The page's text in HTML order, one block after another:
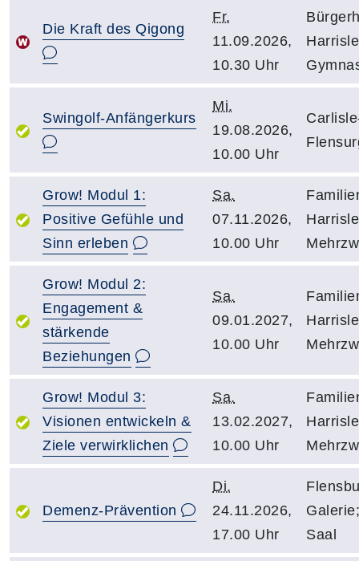
Die Kraft des Qigong
Fr.
11.09.2026,
10.30 Uhr
Swingolf-Anfängerkurs
Mi.
19.08.2026,
10.00 Uhr
Grow! Modul 1:
Positive Gefühle und
Sinn erleben
Sa.
07.11.2026,
10.00 Uhr
Grow! Modul 2:
Engagement &
stärkende
Beziehungen
Sa.
09.01.2027,
10.00 Uhr
Grow! Modul 3:
Visionen entwickeln &
Ziele verwirklichen
Sa.
13.02.2027,
10.00 Uhr
Demenz-Prävention
Di.
24.11.2026,
17.00 Uhr
Saal